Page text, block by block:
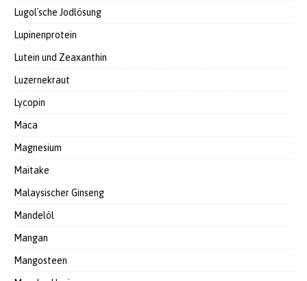
Lugol`sche Jodlösung
Lupinenprotein
Lutein und Zeaxanthin
Luzernekraut
Lycopin
Maca
Magnesium
Maitake
Malaysischer Ginseng
Mandelöl
Mangan
Mangosteen